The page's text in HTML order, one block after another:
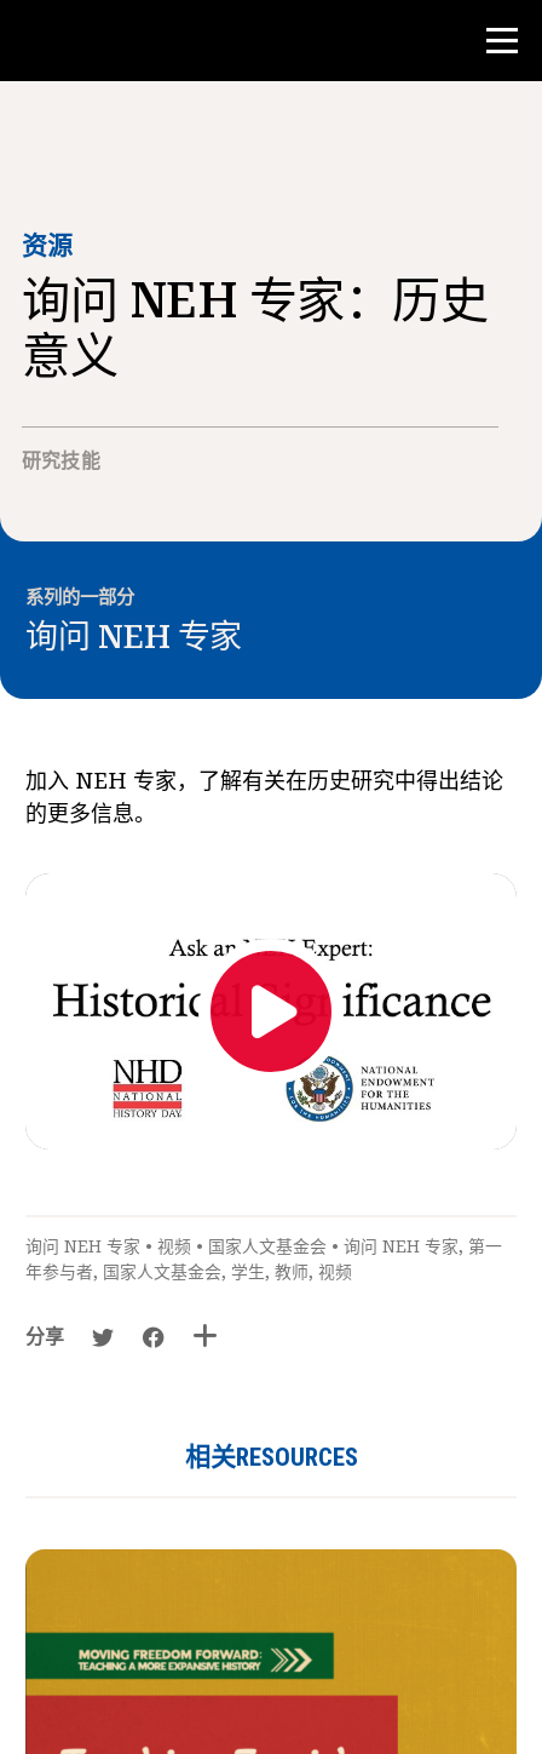
教师资源
课堂工具
培训班
研究所
教学研究技能
为 NHD 学生提供建议
关于 NHD ®
参与其中
资源
询问 NEH 专家：历史
意义
研究技能
系列的一部分
询问 NEH 专家
加入 NEH 专家，了解有关在历史研究中得出结论
的更多信息。
询问 NEH 专家 • 视频 • 国家人文基金会 • 询问 NEH 专家, 第一
年参与者, 国家人文基金会, 学生, 教师, 视频
分享
相关RESOURCES